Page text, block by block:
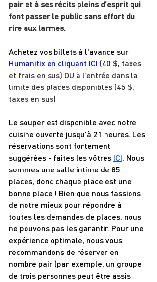
pair et à ses récits pleins d’esprit qui
font passer le public sans effort du
rire aux larmes.
Achetez vos billets à l'avance sur
Humanitix en cliquant ICI (40 $, taxes
et frais en sus) OU à l’entrée dans la
limite des places disponibles (45 $,
taxes en sus)
Le souper est disponible avec notre
cuisine ouverte jusqu'à 21 heures. Les
réservations sont fortement
suggérées - faites les vôtres ICI. Nous
sommes une salle intime de 85
places, donc chaque place est une
bonne place ! Bien que nous fassions
de notre mieux pour répondre à
toutes les demandes de places, nous
ne pouvons pas les garantir. Pour une
expérience optimale, nous vous
recommandons de réserver en
nombre pair (par exemple, un groupe
de trois personnes peut être assis